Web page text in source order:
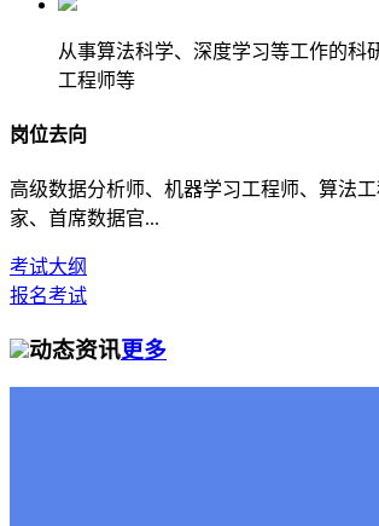
从事算法科学、深度学习等工作的科
工程师等
岗位去向
高级数据分析师、机器学习工程师、算法
家、首席数据官...
考试大纲
报名考试
动态资讯更多